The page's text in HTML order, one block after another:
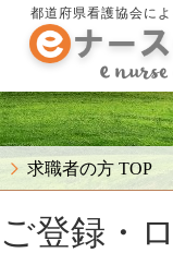
都道府県看護協会に
求職者の方 TOP
ご登録・